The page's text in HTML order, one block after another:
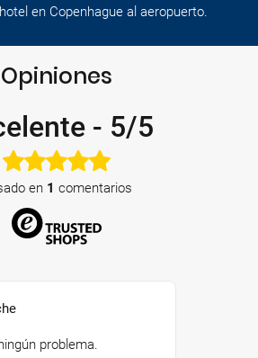
en Copenhague al aeropuerto.
Opiniones
- 5/5
en 1 comentarios
problema.